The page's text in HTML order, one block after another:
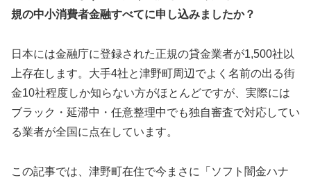
規の中小消費者金融すべてに申し込みましたか？
日本には金融庁に登録された正規の貸金業者が1,500社以
上存在します。大手4社と津野町周辺でよく名前の出る街
金10社程度しか知らない方がほとんどですが、実際には
ブラック・延滞中・任意整理中でも独自審査で対応してい
る業者が全国に点在しています。
この記事では、津野町在住で今まさに「ソフト闇金ハナ